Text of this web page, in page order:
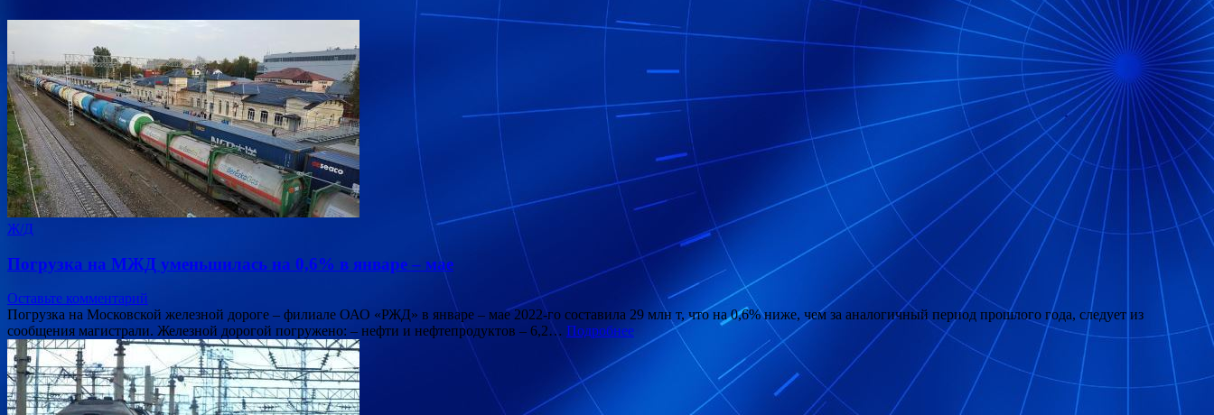
Ж/Д
Погрузка на МЖД уменьшилась на 0,6% в январе – мае
Оставьте комментарий
Погрузка на Московской железной дороге – филиале ОАО «РЖД» в январе – мае 2022-го составила 29 млн т, что на 0,6% ниже, чем за аналогичный период прошлого года, следует из
сообщения магистрали. Железной дорогой погружено: – нефти и нефтепродуктов – 6,2… Подробнее